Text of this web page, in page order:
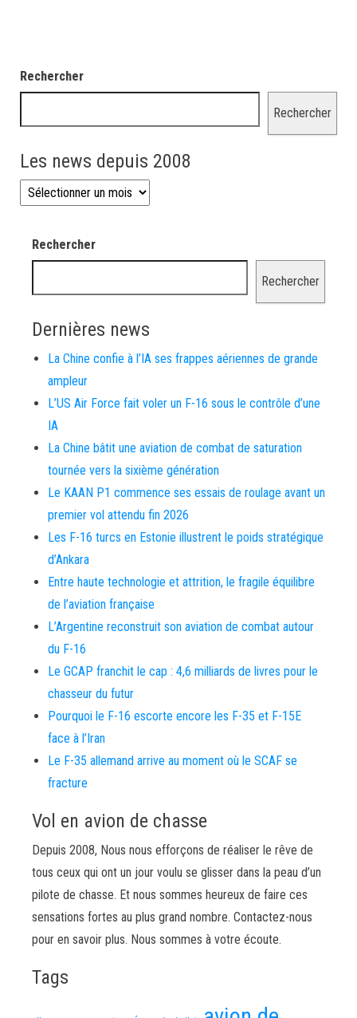
Rechercher
Rechercher
Les news depuis 2008
Les news depuis 2008
Rechercher
Rechercher
Dernières news
La Chine confie à l’IA ses frappes aériennes de grande
ampleur
L’US Air Force fait voler un F-16 sous le contrôle d’une
IA
La Chine bâtit une aviation de combat de saturation
tournée vers la sixième génération
Le KAAN P1 commence ses essais de roulage avant un
premier vol attendu fin 2026
Les F-16 turcs en Estonie illustrent le poids stratégique
d’Ankara
Entre haute technologie et attrition, le fragile équilibre
de l’aviation française
L’Argentine reconstruit son aviation de combat autour
du F-16
Le GCAP franchit le cap : 4,6 milliards de livres pour le
chasseur du futur
Pourquoi le F-16 escorte encore les F-35 et F-15E
face à l’Iran
Le F-35 allemand arrive au moment où le SCAF se
fracture
Vol en avion de chasse
Depuis 2008, Nous nous efforçons de réaliser le rêve de
tous ceux qui ont un jour voulu se glisser dans la peau d’un
pilote de chasse. Et nous sommes heureux de faire ces
sensations fortes au plus grand nombre. Contactez-nous
pour en savoir plus. Nous sommes à votre écoute.
Tags